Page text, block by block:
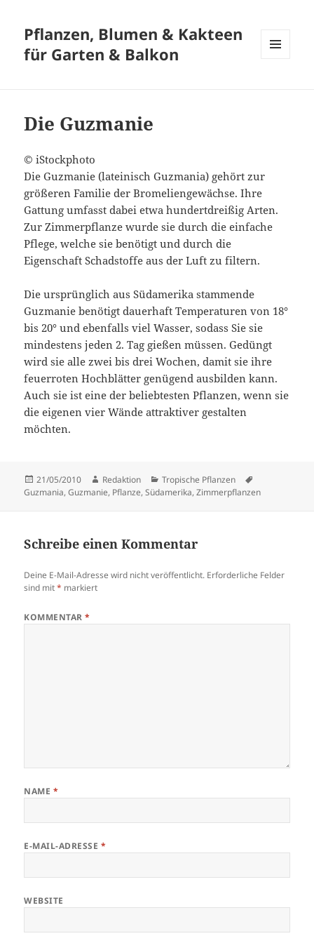
Pflanzen, Blumen & Kakteen
für Garten & Balkon
Die Guzmanie
© iStockphoto
Die Guzmanie (lateinisch Guzmania) gehört zur
größeren Familie der Bromeliengewächse. Ihre
Gattung umfasst dabei etwa hundertdreißig Arten.
Zur Zimmerpflanze wurde sie durch die einfache
Pflege, welche sie benötigt und durch die
Eigenschaft Schadstoffe aus der Luft zu filtern.
Die ursprünglich aus Südamerika stammende
Guzmanie benötigt dauerhaft Temperaturen von 18°
bis 20° und ebenfalls viel Wasser, sodass Sie sie
mindestens jeden 2. Tag gießen müssen. Gedüngt
wird sie alle zwei bis drei Wochen, damit sie ihre
feuerroten Hochblätter genügend ausbilden kann.
Auch sie ist eine der beliebtesten Pflanzen, wenn sie
die eigenen vier Wände attraktiver gestalten
möchten.
Veröffentlicht
am
21/05/2010 Autor
Redaktion Kategorien
Tropische Pflanzen
Guzmania,Guzmanie, Pflanze,Südamerika,Zimmerpflanzen
Schreibe einen Kommentar
Deine E-Mail-Adresse wird nicht veröffentlicht. Erforderliche Felder
sind mit* markiert
KOMMENTAR*
NAME *
E-MAIL-ADRESSE *
WEBSITE